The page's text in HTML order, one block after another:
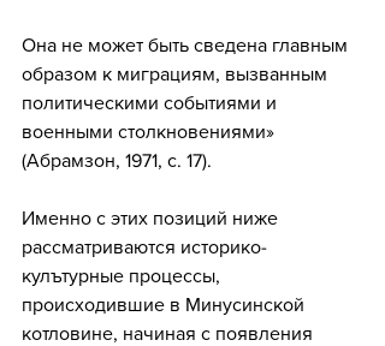
Она не может быть сведена главным
образом к миграциям, вызванным
политическими событиями и
военными столкновениями»
(Абрамзон, 1971, с. 17).
Именно с этих позиций ниже
рассматриваются историко-
кулътурные процессы,
происходившие в Минусинской
котловине, начиная с появления